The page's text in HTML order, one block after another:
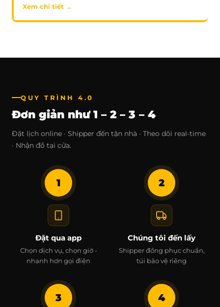
Xem chi tiết →
QUY TRÌNH 4.0
Đơn giản như 1 – 2 – 3 – 4
Đặt lịch online · Shipper đến tận nhà · Theo dõi real-time
· Nhận đồ tại cửa.
1
Đặt qua app
Chọn dịch vụ, chọn giờ -
nhanh hơn gọi điện
2
Chúng tôi đến lấy
Shipper đồng phục chuẩn,
túi bảo vệ riêng
3 4